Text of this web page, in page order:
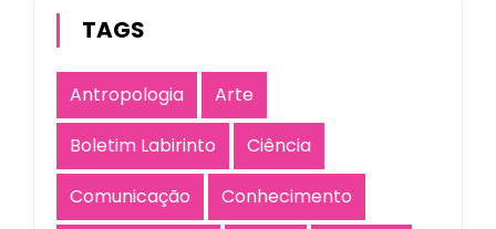
TAGS
Antropologia
Arte
Boletim Labirinto
Ciência
Comunicação
Conhecimento